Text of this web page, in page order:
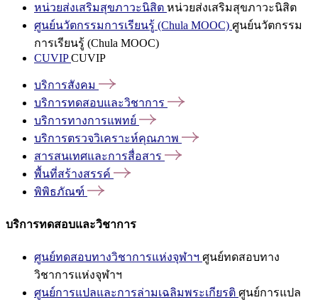
หน่วยส่งเสริมสุขภาวะนิสิต หน่วยส่งเสริมสุขภาวะนิสิต
ศูนย์นวัตกรรมการเรียนรู้ (Chula MOOC) ศูนย์นวัตกรรม
การเรียนรู้ (Chula MOOC)
CUVIPCUVIP
บริการสังคม
บริการทดสอบและวิชาการ
บริการทางการแพทย์
บริการตรวจวิเคราะห์คุณภาพ
สารสนเทศและการสื่อสาร
พื้นที่สร้างสรรค์
พิพิธภัณฑ์
บริการทดสอบและวิชาการ
ศูนย์ทดสอบทางวิชาการแห่งจุฬาฯ ศูนย์ทดสอบทาง
วิชาการแห่งจุฬาฯ
ศูนย์การแปลและการล่ามเฉลิมพระเกียรติ ศูนย์การแปล